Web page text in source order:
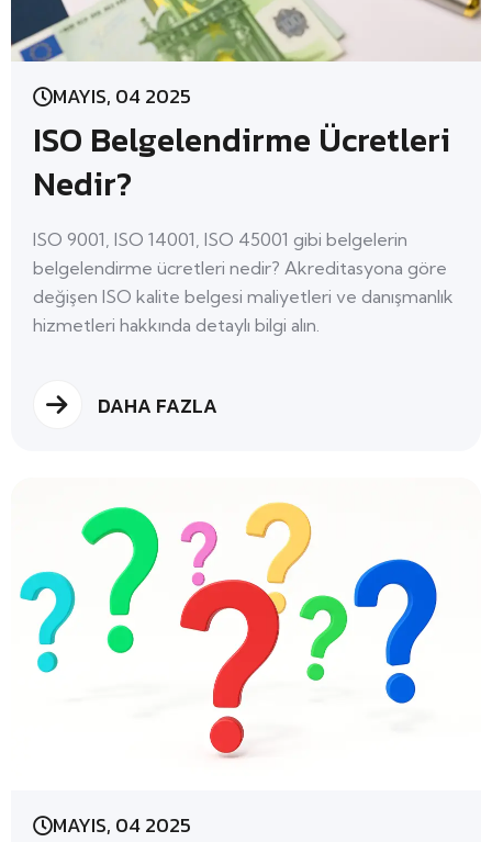
MAYIS, 04 2025
ISO Belgelendirme Ücretleri
Nedir?
ISO 9001, ISO 14001, ISO 45001 gibi belgelerin
belgelendirme ücretleri nedir? Akreditasyona göre
değişen ISO kalite belgesi maliyetleri ve danışmanlık
hizmetleri hakkında detaylı bilgi alın.
DAHA FAZLA
MAYIS, 04 2025